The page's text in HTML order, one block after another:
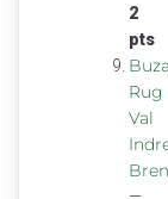
2
pts
Rug
Val